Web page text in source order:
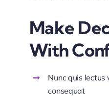
Make
With
Nunc quis
consequat